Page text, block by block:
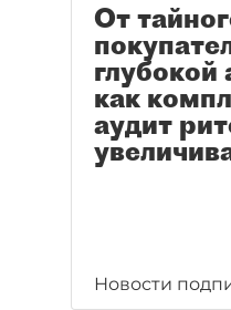
От
глубокой
как
аудит
Новости